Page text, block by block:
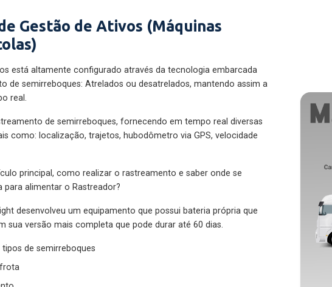
Gestão de Ativos (Máquinas
está altamente configurado através da tecnologia embarcada
de semirreboques: Atrelados ou desatrelados, mantendo assim a
real.
de semirreboques, fornecendo em tempo real diversas
como: localização, trajetos, hubodômetro via GPS, velocidade
principal, como realizar o rastreamento e saber onde se
alimentar o Rastreador?
desenvolveu um equipamento que possui bateria própria que
sua versão mais completa que pode durar até 60 dias.
de semirreboques